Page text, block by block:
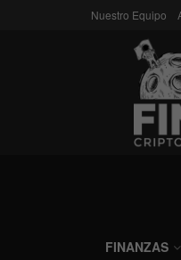
Nuestro Equipo
FINANZAS